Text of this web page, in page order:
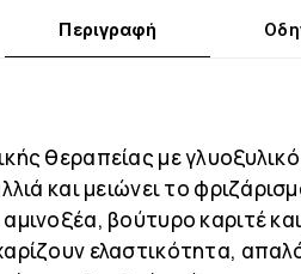
Περιγραφή
θεραπείας με
και μειώνει το
βούτυρο καριτέ
ελαστικότητα,